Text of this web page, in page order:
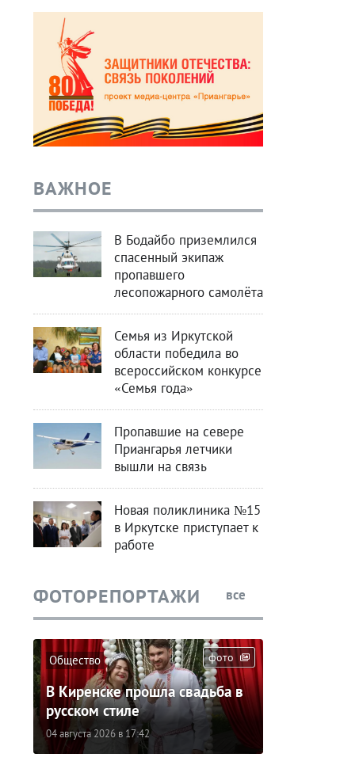
ВАЖНОЕ
В Бодайбо приземлился
спасенный экипаж
пропавшего
лесопожарного самолёта
Семья из Иркутской
области победила во
всероссийском конкурсе
«Семья года»
Пропавшие на севере
Приангарья летчики
вышли на связь
Новая поликлиника №15
в Иркутске приступает к
работе
ФОТОРЕПОРТАЖИ все
фото
Общество
В Киренске прошла свадьба в
русском стиле
04 августа 2026 в 17:42